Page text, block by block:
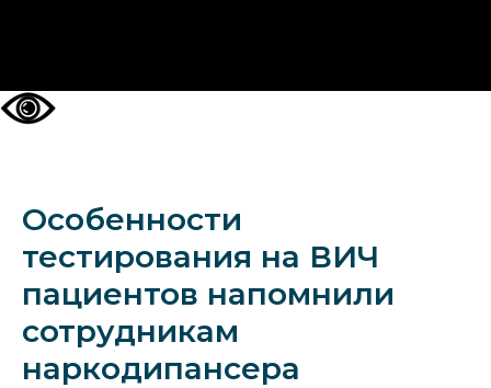
Особенности
тестирования на ВИЧ
пациентов напомнили
сотрудникам
наркодипансера